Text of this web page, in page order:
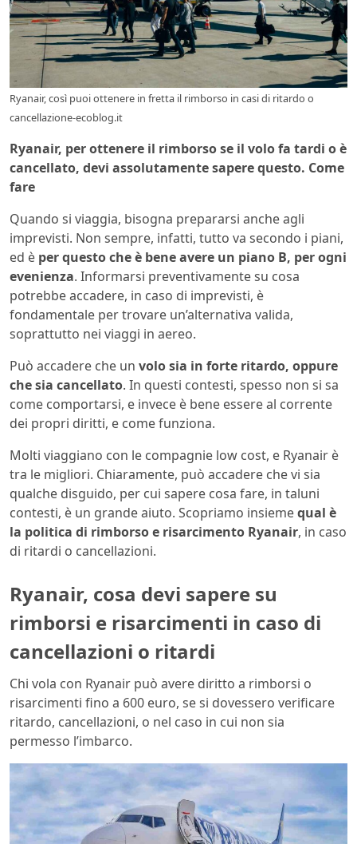
Ryanair, così puoi ottenere in fretta il rimborso in casi di ritardo o
cancellazione-ecoblog.it
Ryanair, per ottenere il rimborso se il volo fa tardi o è
cancellato, devi assolutamente sapere questo. Come
fare
Quando si viaggia, bisogna prepararsi anche agli
imprevisti. Non sempre, infatti, tutto va secondo i piani,
ed è per questo che è bene avere un piano B, per ogni
evenienza. Informarsi preventivamente su cosa
potrebbe accadere, in caso di imprevisti, è
fondamentale per trovare un’alternativa valida,
soprattutto nei viaggi in aereo.
Può accadere che un volo sia in forte ritardo, oppure
che sia cancellato. In questi contesti, spesso non si sa
come comportarsi, e invece è bene essere al corrente
dei propri diritti, e come funziona.
Molti viaggiano con le compagnie low cost, e Ryanair è
tra le migliori. Chiaramente, può accadere che vi sia
qualche disguido, per cui sapere cosa fare, in taluni
contesti, è un grande aiuto. Scopriamo insiemequal è
la politica di rimborso e risarcimento Ryanair, in caso
di ritardi o cancellazioni.
Ryanair, cosa devi sapere su
rimborsi e risarcimenti in caso di
cancellazioni o ritardi
Chi vola con Ryanair può avere diritto a rimborsi o
risarcimenti fino a 600 euro, se si dovessero verificare
ritardo, cancellazioni, o nel caso in cui non sia
permesso l’imbarco.